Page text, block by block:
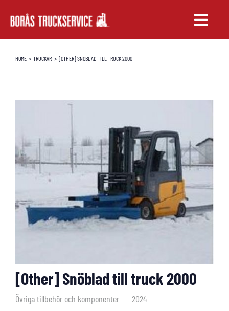
Toggle
SERVICE & RESERVDELAR
HOME TRUCKAR [OTHER] SNÖBLAD TILL TRUCK 2000
[Other] Snöblad till truck 2000
Övriga tillbehör och komponenter 2024